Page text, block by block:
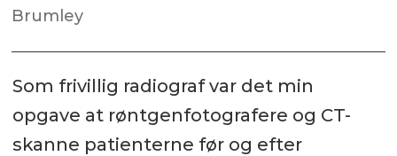
Brumley
Som frivillig radiograf var det min
opgave at røntgenfotografere og CT-
skanne patienterne før og efter